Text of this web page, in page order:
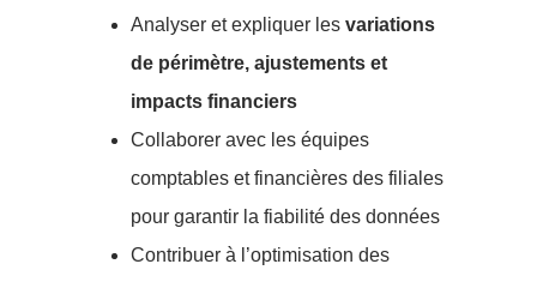
Analyser et expliquer les variations
de périmètre, ajustements et
impacts financiers
Collaborer avec les équipes
comptables et financières des filiales
pour garantir la fiabilité des données
Contribuer à l’optimisation des